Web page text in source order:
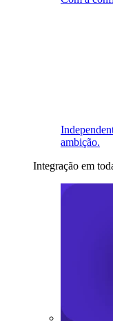
ambição.
Integração em